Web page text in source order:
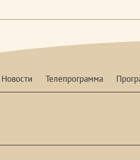
Новости Телепрограмма